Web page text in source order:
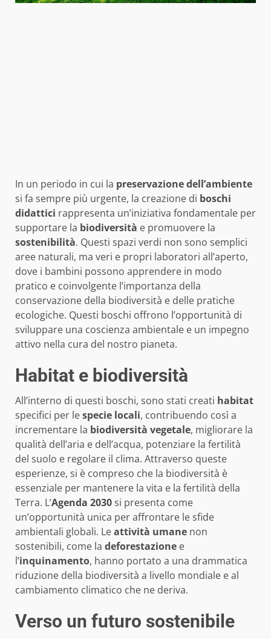
In un periodo in cui la preservazione dell’ambiente
si fa sempre più urgente, la creazione di boschi
didattici rappresenta un’iniziativa fondamentale per
supportare la biodiversità e promuovere la
sostenibilità. Questi spazi verdi non sono semplici
aree naturali, ma veri e propri laboratori all’aperto,
dove i bambini possono apprendere in modo
pratico e coinvolgente l’importanza della
conservazione della biodiversità e delle pratiche
ecologiche. Questi boschi offrono l’opportunità di
sviluppare una coscienza ambientale e un impegno
attivo nella cura del nostro pianeta.
Habitat e biodiversità
All’interno di questi boschi, sono stati creati habitat
specifici per lespecie locali, contribuendo così a
incrementare la biodiversità vegetale, migliorare la
qualità dell’aria e dell’acqua, potenziare la fertilità
del suolo e regolare il clima. Attraverso queste
esperienze, si è compreso che la biodiversità è
essenziale per mantenere la vita e la fertilità della
Terra. L’Agenda 2030si presenta come
un’opportunità unica per affrontare le sfide
ambientali globali. Leattività umane non
sostenibili, come la deforestazione e
l’inquinamento, hanno portato a una drammatica
riduzione della biodiversità a livello mondiale e al
cambiamento climatico che ne deriva.
Verso un futuro sostenibile